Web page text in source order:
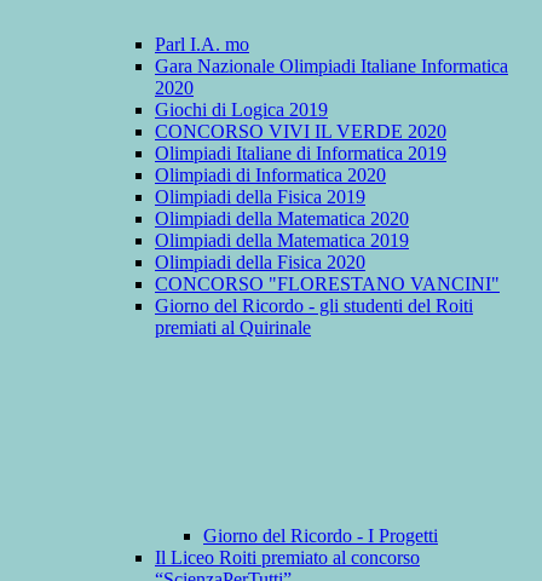
Parl I.A. mo
Gara Nazionale Olimpiadi Italiane Informatica
2020
Giochi di Logica 2019
CONCORSO VIVI IL VERDE 2020
Olimpiadi Italiane di Informatica 2019
Olimpiadi di Informatica 2020
Olimpiadi della Fisica 2019
Olimpiadi della Matematica 2020
Olimpiadi della Matematica 2019
Olimpiadi della Fisica 2020
CONCORSO "FLORESTANO VANCINI"
Giorno del Ricordo - gli studenti del Roiti
premiati al Quirinale
Giorno del Ricordo - I Progetti
Il Liceo Roiti premiato al concorso